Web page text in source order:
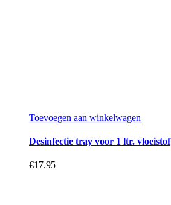
Toevoegen aan winkelwagen
Desinfectie tray voor 1 ltr. vloeistof
€17.95